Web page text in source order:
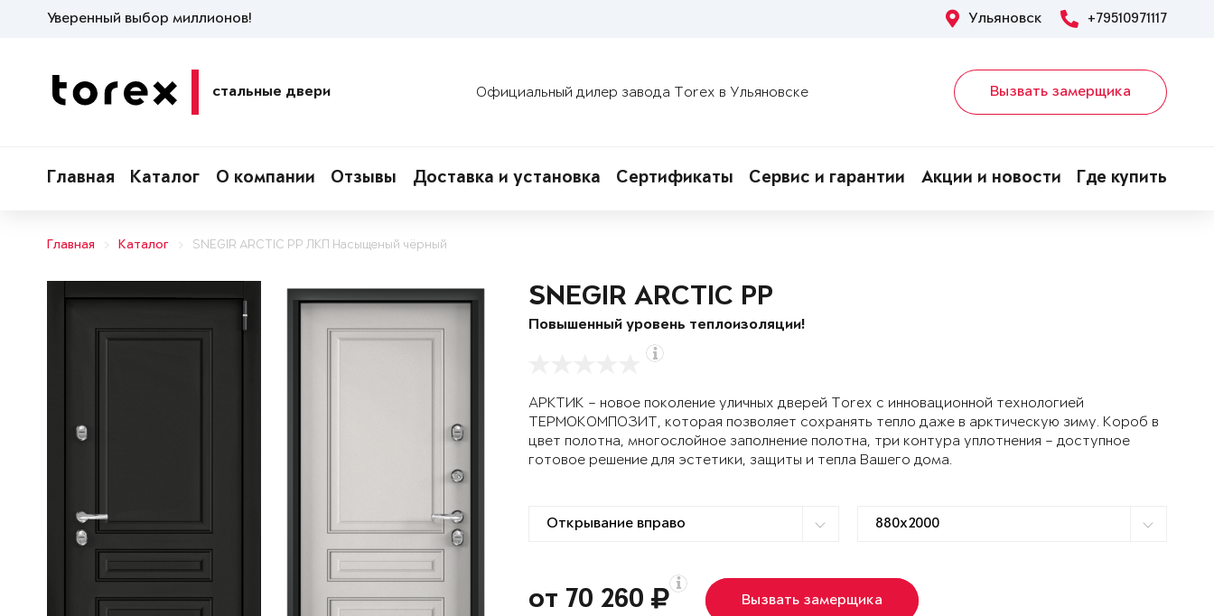
Уверенный выбор миллионов! Ульяновск +79510971117
стальные двери Официальный дилер завода Torex в Ульяновске Вызвать замерщика
Главная Каталог О компании Отзывы Доставка и установка Сертификаты Сервис и гарантии Акции и новости Где купить
Главная Каталог SNEGIR ARCTIC PP ЛКП Насыщеный чёрный
SNEGIR ARCTIC PP
Повышенный уровень теплоизоляции!
АРКТИК – новое поколение уличных дверей Torex с инновационной технологией
ТЕРМОКОМПОЗИТ, которая позволяет сохранять тепло даже в арктическую зиму. Короб в
цвет полотна, многослойное заполнение полотна, три контура уплотнения – доступное
готовое решение для эстетики, защиты и тепла Вашего дома.
от 70 260 Вызвать замерщика